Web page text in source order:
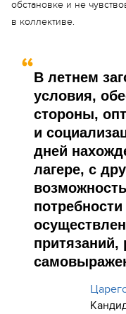
обстановке и не
в коллективе.
В летнем
условия,
стороны,
и
дней
лагере, с
притязаний,